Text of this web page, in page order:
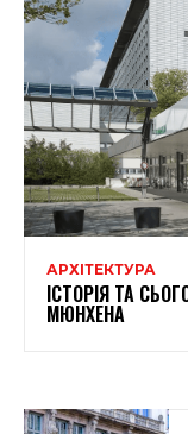
АРХІТЕКТУРА
ІСТОРІЯ ТА
МЮНХЕНА